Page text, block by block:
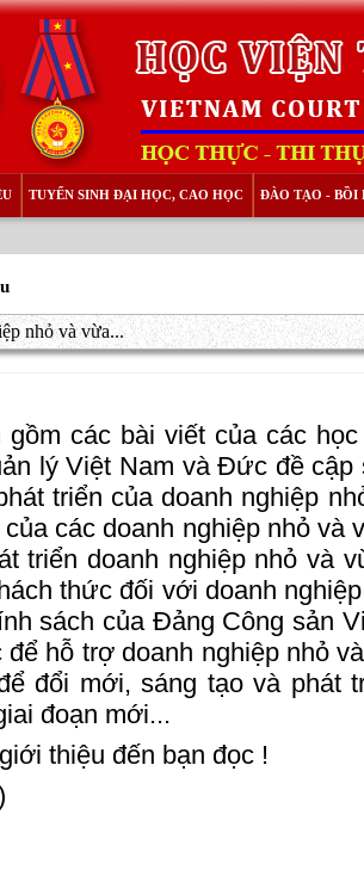
TUYỂN SINH ĐẠI HỌC, CAO HỌC ĐÀO TẠO - BỒI
nhỏ và vừa...
gồm các bài viết của các
lý Việt Nam và Đức đề cập
triển của doanh nghiệp
các doanh nghiệp nhỏ và
triển doanh nghiệp nhỏ và
thức đối với doanh
sách của Đảng Công sản
hỗ trợ doanh nghiệp nhỏ
đổi mới, sáng tạo và phát
đoạn mới...
thiệu đến bạn đọc !